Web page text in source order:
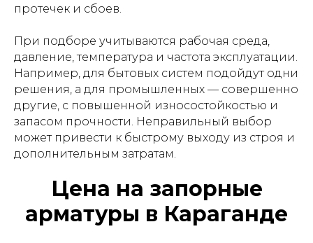
протечек и сбоев.
При подборе учитываются рабочая среда,
давление, температура и частота эксплуатации.
Например, для бытовых систем подойдут одни
решения, а для промышленных — совершенно
другие, с повышенной износостойкостью и
запасом прочности. Неправильный выбор
может привести к быстрому выходу из строя и
дополнительным затратам.
Цена на запорные
арматуры в Караганде